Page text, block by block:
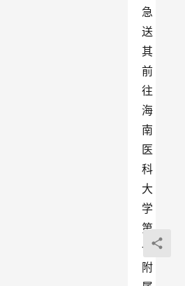
急
送
其
前
往
海
南
医
科
大
学
第
一
附